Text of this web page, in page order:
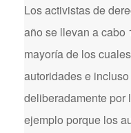
Los activistas de
año se llevan a cabo
mayoría de los
autoridades e
deliberadamente por
ejemplo porque los